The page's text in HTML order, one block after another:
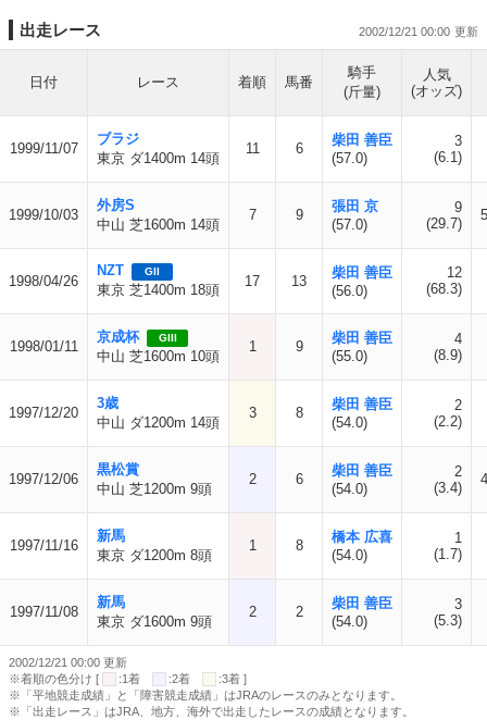
出走レース 2002/12/21 00:00
日付 レース 着順 馬番
騎手
(斤量)
人気
(オッズ)
1999/11/07
ブラジ
東京 ダ1400m 14頭
11 6
柴田 善臣
(57.0)
3
(6.1)
1999/10/03
外房S
中山 芝1600m 14頭
7 9
張田 京
(57.0)
9
(29.7)
1998/04/26
NZT GII
東京 芝1400m 18頭
17 13
柴田 善臣
(56.0)
12
(68.3)
1998/01/11
京成杯 GIII
中山 芝1600m 10頭
1 9
柴田 善臣
(55.0)
4
(8.9)
1997/12/20
3歳
中山 ダ1200m 14頭
3 8
柴田 善臣
(54.0)
2
(2.2)
1997/12/06
黒松賞
中山 芝1200m 9頭
2 6
柴田 善臣
(54.0)
2
(3.4)
1997/11/16
新馬
東京 ダ1200m 8頭
1 8
橋本 広喜
(54.0)
1
(1.7)
1997/11/08
新馬
東京 ダ1600m 9頭
2 2
柴田 善臣
(54.0)
3
(5.3)
2002/12/21 00:00 更新
※着順の色分け [
:1着 :2着
:3着 ]
※「平地競走成績」と「障害競走成績」はJRAのレースのみとなります。
※「出走レース」はJRA、地方、海外で出走したレースの成績となります。